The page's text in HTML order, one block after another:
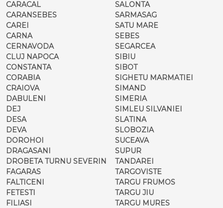
CARACAL
CARANSEBES
CAREI
CARNA
CERNAVODA
CLUJ NAPOCA
CONSTANTA
CORABIA
CRAIOVA
DABULENI
DEJ
DESA
DEVA
DOROHOI
DRAGASANI
DROBETA TURNU SEVERIN
FAGARAS
FALTICENI
FETESTI
FILIASI
SALONTA
SARMASAG
SATU MARE
SEBES
SEGARCEA
SIBIU
SIBOT
SIGHETU MARMATIEI
SIMAND
SIMERIA
SIMLEU SILVANIEI
SLATINA
SLOBOZIA
SUCEAVA
SUPUR
TANDAREI
TARGOVISTE
TARGU FRUMOS
TARGU JIU
TARGU MURES